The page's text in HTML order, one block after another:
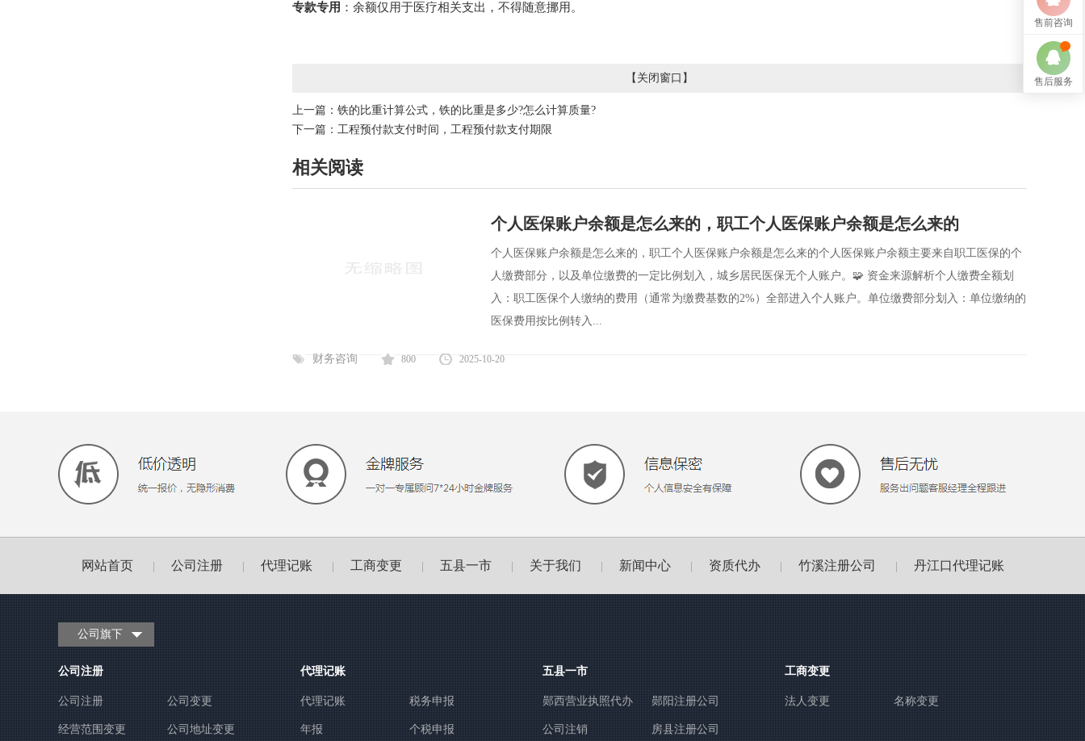
专款专用 ：余额仅用于医疗相关支出，不得随意挪用。
【 关闭窗口 】
上一篇： 铁的比重计算公式，铁的比重是多少?怎么计算质量?
下一篇： 工程预付款支付时间，工程预付款支付期限
相关阅读
个人医保账户余额是怎么来的，职工个人医保账户余额是怎么来的
个人医保账户余额是怎么来的，职工个人医保账户余额是怎么来的个人医保账户余额主要来自职工医保的个
人缴费部分，以及单位缴费的一定比例划入，城乡居民医保无个人账户。🧩 资金来源解析个人缴费全额划
入：职工医保个人缴纳的费用（通常为缴费基数的2%）全部进入个人账户。单位缴费部分划入：单位缴纳的
医保费用按比例转入...
财务咨询 800 2025-10-20
网站首页 公司注册 代理记账 工商变更 五县一市 关于我们 新闻中心 资质代办 竹溪注册公司 丹江口代理记账
公司旗下
公司注册
公司注册 公司变更
经营范围变更 公司地址变更
代理记账
代理记账 税务申报
年报 个税申报
五县一市
郧西营业执照代办 郧阳注册公司
公司注销 房县注册公司
工商变更
法人变更 名称变更
售前咨询
售后服务